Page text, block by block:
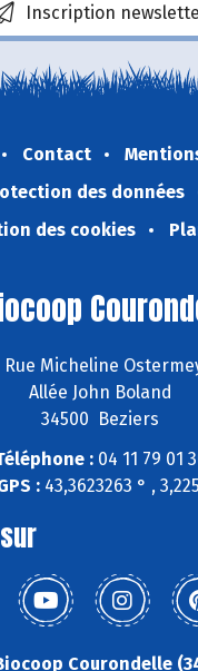
Inscription
Contact
des données
des cookies
Rue Micheline
Allée John Boland
34500 Beziers
:04 11 79 01
: 43,3623263 ° ,
Courondelle